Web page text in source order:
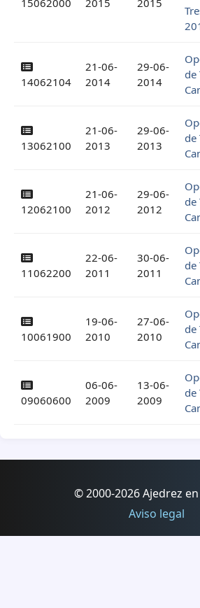
15062000 2015 2015
14062104
21-06-
2014
29-06-
2014
de
13062100
21-06-
2013
29-06-
2013
de
12062100
21-06-
2012
29-06-
2012
de
11062200
22-06-
2011
30-06-
2011
de
10061900
19-06-
2010
27-06-
2010
de
09060600
06-06-
2009
13-06-
2009
de
© 2000-2026 Ajedrez
Aviso legal